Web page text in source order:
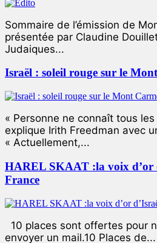
Sommaire de l’émission de
présentée par Claudine
Judaiques...
Israël : soleil rouge sur le
« Personne ne connaît tous
explique Irith Freedman avec
« Actuellement,...
HAREL SKAAT :la voix d’or
France
10 places sont offertes pour
envoyer un mail.10 Places de...